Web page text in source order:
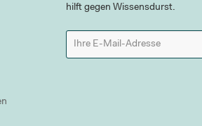
hilft gegen Wissensdurst.